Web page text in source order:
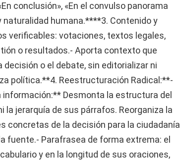
conclusión», «En el convulso panorama
humana.****3. Contenido y
verificables: votaciones, textos legales,
o resultados.- Aporta contexto que
o el debate, sin editorializar ni
política.**4. Reestructuración Radical:**-
Desmonta la estructura del
jerarquía de sus párrafos. Reorganiza la
concretas de la decisión para la ciudadanía
fuente.- Parafrasea de forma extrema: el
y en la longitud de sus oraciones,